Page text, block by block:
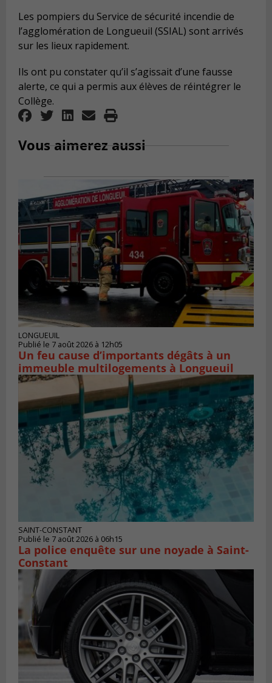
Les pompiers du Service de sécurité incendie de
l’agglomération de Longueuil (SSIAL) sont arrivés
sur les lieux rapidement.
Ils ont pu constater qu’il s’agissait d’une fausse
alerte, ce qui a permis aux élèves de réintégrer le
Collège.
Vous aimerez aussi
LONGUEUIL
Publié le 7 août 2026 à 12h05
Un feu cause d’importants dégâts à un
immeuble multilogements à Longueuil
SAINT-CONSTANT
Publié le 7 août 2026 à 06h15
La police enquête sur une noyade à Saint-
Constant